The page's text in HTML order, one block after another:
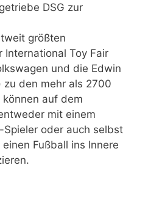
DSG zur
größten
International Toy Fair
und die Edwin
zu den mehr als 2700
auf dem
mit einem
oder auch selbst
Fußball ins Innere